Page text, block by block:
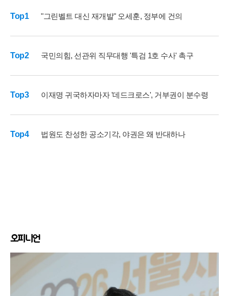
Top1 "그린벨트 대신 재개발" 오세훈, 정부에 건의
Top2 국민의힘, 선관위 직무대행 '특검 1호 수사' 촉구
Top3 이재명 귀국하자마자 '데드크로스', 거부권이 분수령
Top4 법원도 찬성한 공소기각, 야권은 왜 반대하나
오피니언